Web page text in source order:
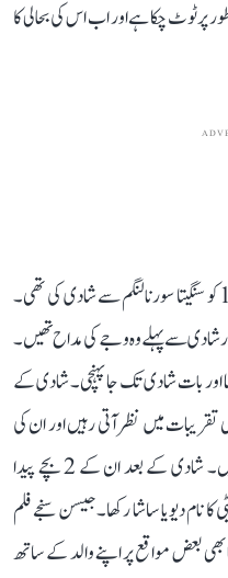
پر ٹوٹ چکا ہے اور اب اس کی بحالی کا
قابل ذکر ہے کہ وجے نے 25 اگست 1999 کو سنگیتا سورنالنگم سے شادی کی تھی۔
شادی سے پہلے وہ وجے کی مداح تھیں۔
اور بات شادی تک جا پہنچی۔ شادی کے
میں نظر آتی رہیں اور ان کی
خاندانی زندگی میں بھی اہم کردار ادا کرتی رہیں۔ شادی کے بعد ان کے 2 بچے پیدا
نام دیویا ساشا رکھا۔ جیسن سنجے فلم
بھی بعض مواقع پر اپنے والد کے ساتھ